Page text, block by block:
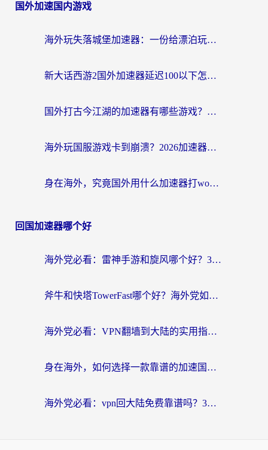
国外加速国内游戏
海外玩失落城堡加速器：一份给漂泊玩家的网络自救指南
新大话西游2国外加速器延迟100以下怎么办？海外党实测有效的低延迟指南
国外打古今江湖的加速器有哪些游戏？一个海外玩家的终极选择指南
海外玩国服游戏卡到崩溃？2026加速器免费推荐+实用指南（亲测有效）
身在海外，究竟国外用什么加速器打wow好？
回国加速器哪个好
海外党必看：雷神手游和旋风哪个好？3分钟选对回国加速器，无缝刷国内剧玩游戏
斧牛和快塔TowerFast哪个好？海外党如何选对回国加速器
海外党必看：VPN翻墙到大陆的实用指南——从看CCTV5到选加速器，一篇全搞定
身在海外，如何选择一款靠谱的加速国内网络的加速器？
海外党必看：vpn回大陆免费靠谱吗？3步选对加速器实现无缝刷国内资源